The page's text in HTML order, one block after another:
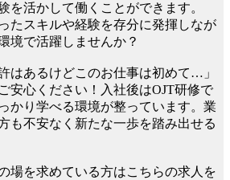
を活かして働くことができます。
たスキルや経験を存分に発揮しなが
境で活躍しませんか？
はあるけどこのお仕事は初めて…」
安心ください！入社後はOJT研修で
かり学べる環境が整っています。業
も不安なく新たな一歩を踏み出せる
場を求めている方はこちらの求人を